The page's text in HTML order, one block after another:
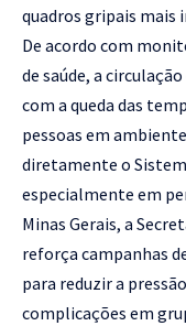
quadros gripais mais
De acordo com
de saúde, a
com a queda das
pessoas em
diretamente o
especialmente em
Minas Gerais, a
reforça campanhas
para reduzir a
complicações em